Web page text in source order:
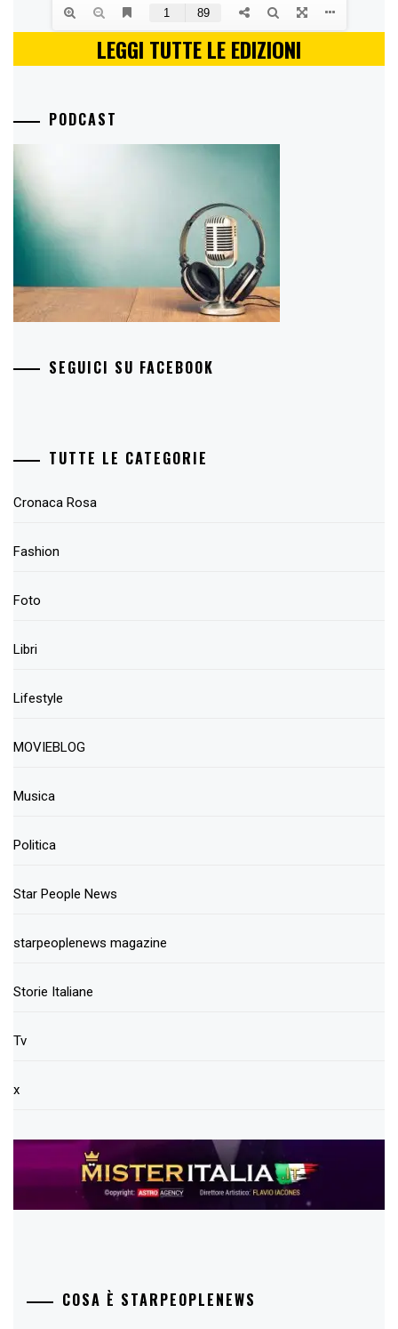
LEGGI TUTTE LE EDIZIONI
PODCAST
SEGUICI SU FACEBOOK
TUTTE LE CATEGORIE
Cronaca Rosa
Fashion
Foto
Libri
Lifestyle
MOVIEBLOG
Musica
Politica
Star People News
starpeoplenews magazine
Storie Italiane
Tv
x
COSA È STARPEOPLENEWS